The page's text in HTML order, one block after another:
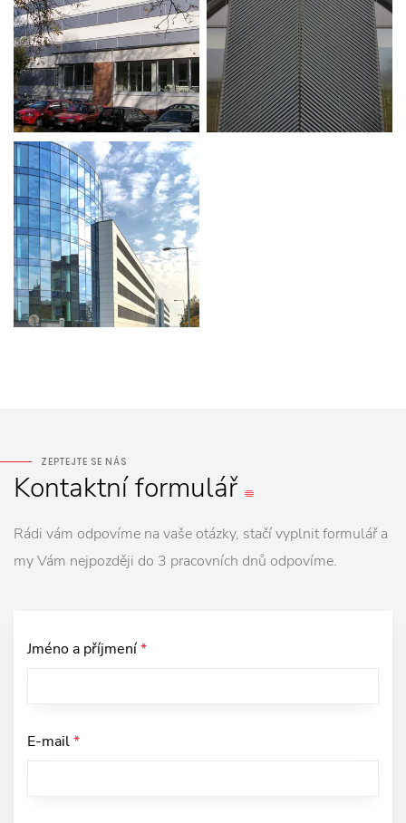
ZEPTEJTE SE NÁS
Kontaktníformulář
Rádi vám odpovíme na vaše otázky, stačí vyplnit formulář a
my Vám nejpozději do 3 pracovních dnů odpovíme.
Jméno a příjmení*
E-mail*